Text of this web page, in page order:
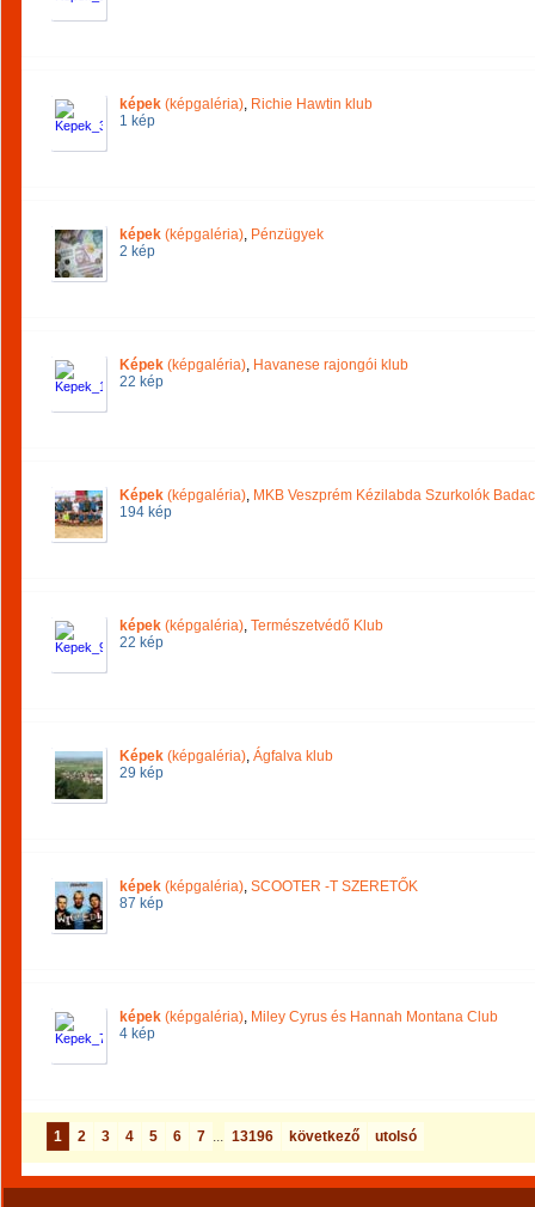
képek (képgaléria), Richie Hawtin klub
1 kép
képek (képgaléria), Pénzügyek
2 kép
Képek (képgaléria), Havanese rajongói klub
22 kép
Képek (képgaléria), MKB Veszprém Kézilabda Szurkolók
194 kép
képek (képgaléria), Természetvédő Klub
22 kép
Képek (képgaléria), Ágfalva klub
29 kép
képek (képgaléria), SCOOTER -T SZERETŐK
87 kép
képek (képgaléria), Miley Cyrus és Hannah Montana Club
4 kép
1 2 3 4 5 6 7 ... 13196 következő utolsó